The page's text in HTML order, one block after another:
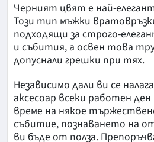
Черният цвят е най-
Този тип мъжки
подходящи за строго-
и събития, а освен това
допуснали грешки при тях.
Независимо дали ви се
аксесоар всеки работен
време на някое
събитие, познаването на
ви бъде от полза.